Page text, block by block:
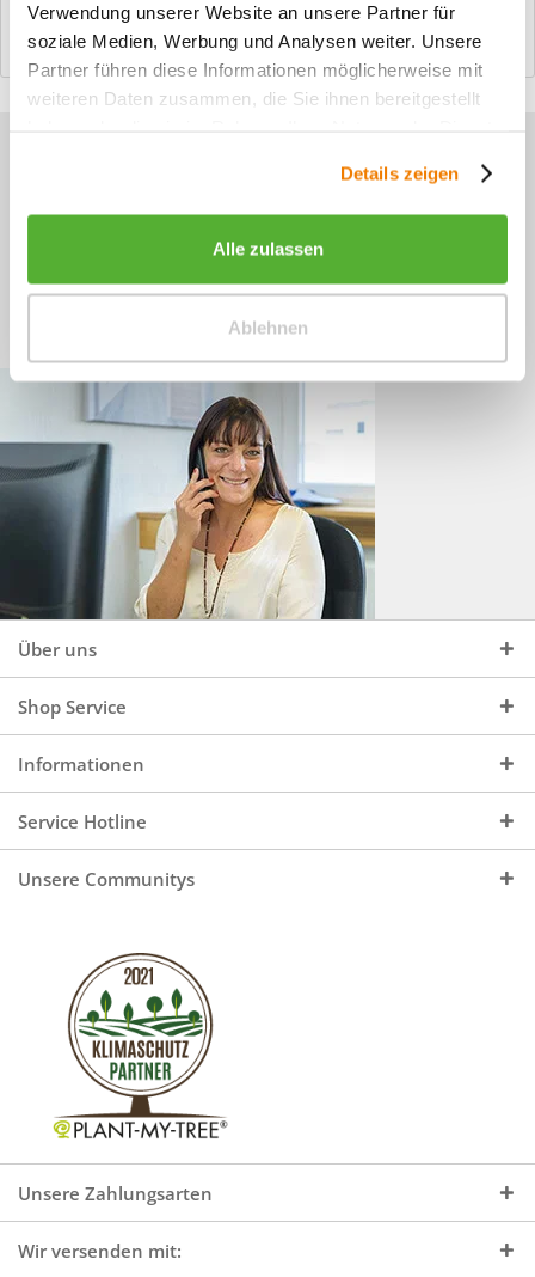
Verwendung unserer Website an unsere Partner für
soziale Medien, Werbung und Analysen weiter. Unsere
Partner führen diese Informationen möglicherweise mit
weiteren Daten zusammen, die Sie ihnen bereitgestellt
Details zeigen
Alle zulassen
Ablehnen
Bewertungen
0
Bewertungen lesen, schreiben und diskutieren...mehr
Sie haben Fragen zu unseren
+49 (0)4244 965 34 04
Mo - Do, 09:00 - 16:00 Uhr
und Fr, 09:00 - 13:00 Uhr
Über uns
Shop Service
Informationen
Service Hotline
Unsere Communitys
Unsere Zahlungsarten
Wir versenden mit: